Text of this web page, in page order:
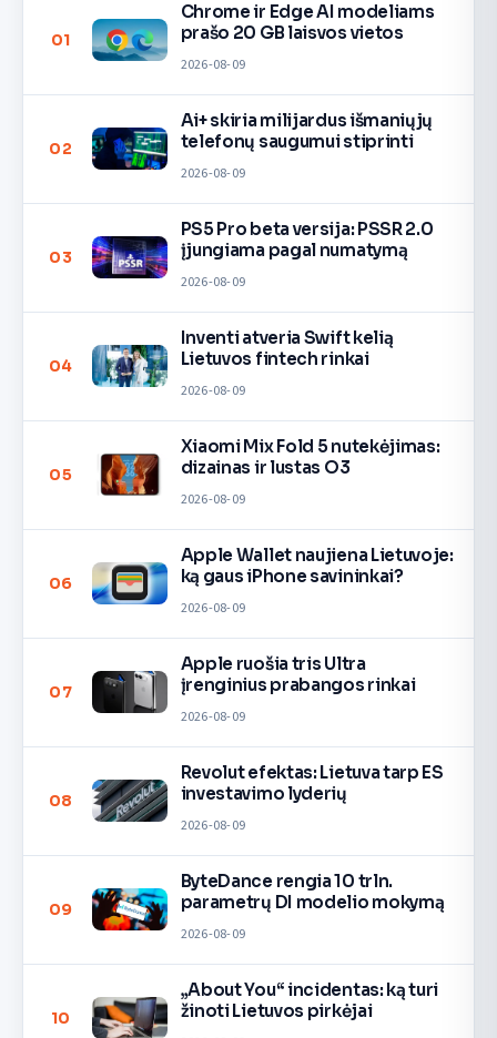
01
Chrome ir Edge AI modeliams
prašo 20 GB laisvos vietos
2026-08-09
02
Ai+ skiria milijardus išmaniųjų
telefonų saugumui stiprinti
2026-08-09
03
PS5 Pro beta versija: PSSR 2.0
įjungiama pagal numatymą
2026-08-09
04
Inventi atveria Swift kelią
Lietuvos fintech rinkai
2026-08-09
05
Xiaomi Mix Fold 5 nutekėjimas:
dizainas ir lustas O3
2026-08-09
06
Apple Wallet naujiena Lietuvoje:
ką gaus iPhone savininkai?
2026-08-09
07
Apple ruošia tris Ultra
įrenginius prabangos rinkai
2026-08-09
08
Revolut efektas: Lietuva tarp ES
investavimo lyderių
2026-08-09
09
ByteDance rengia 10 trln.
parametrų DI modelio mokymą
2026-08-09
10
„About You“ incidentas: ką turi
žinoti Lietuvos pirkėjai